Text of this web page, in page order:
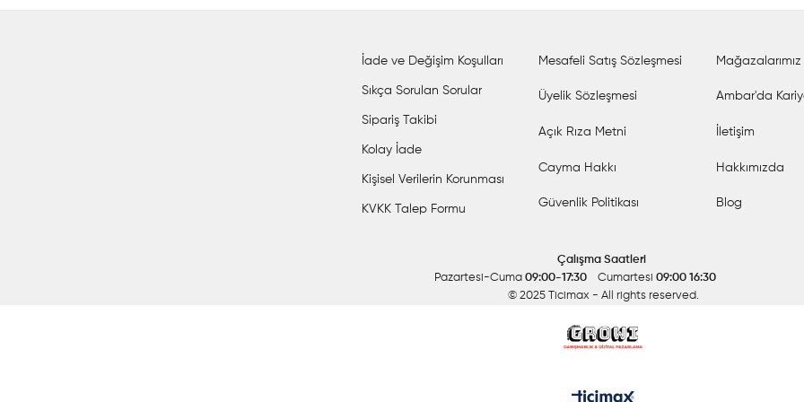
İade ve Değişim Koşulları
Sıkça Sorulan Sorular
Sipariş Takibi
Kolay İade
Kişisel Verilerin Korunması
KVKK Talep Formu
Mesafeli Satış Sözleşmesi
Üyelik Sözleşmesi
Açık Rıza Metni
Cayma Hakkı
Güvenlik Politikası
Mağazalarımız
Ambar'da
İletişim
Hakkımızda
Blog
Çalışma Saatleri
Pazartesi-Cuma 09:00-17:30 Cumartesi 09:00 16:30
© 2025 Ticimax - All rights reserved.